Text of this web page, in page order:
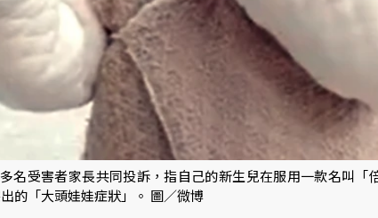
名受害者家長共同投訴，指自己的新生兒在服用一款名叫
的「大頭娃娃症狀」。 圖／微博